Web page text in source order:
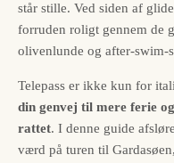
står stille. Ved siden af
forruden roligt gennem de
olivenlunde og after-swim-
Telepass er ikke kun for
din genvej til mere ferie
rattet. I denne guide
værd på turen til